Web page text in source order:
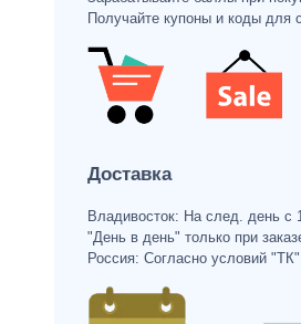
Получайте купоны и коды для
Доставка
Владивосток: На след. день с
"День в день" только при
Россия: Согласно условий "ТК".